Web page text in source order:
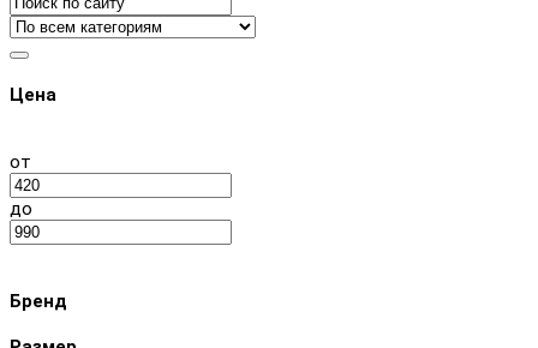
Цена
от
до
Бренд